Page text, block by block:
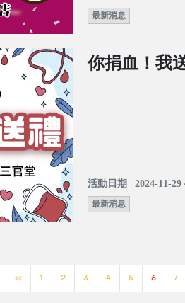
最新消息
你捐血！我
活動日期 | 2024-11-29
最新消息
<< 1 2 3 4 5 6 7